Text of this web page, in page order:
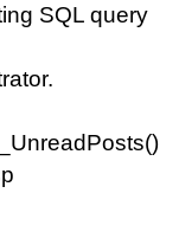
SQL query